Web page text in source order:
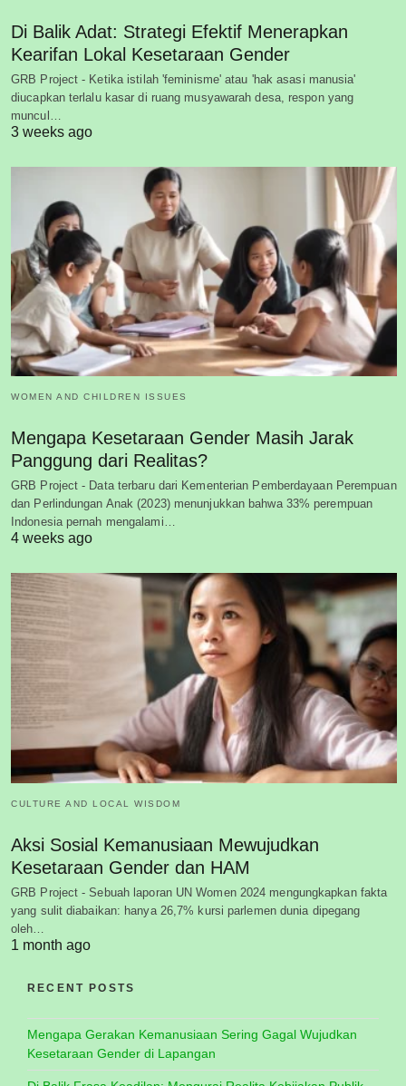
Di Balik Adat: Strategi Efektif Menerapkan
Kearifan Lokal Kesetaraan Gender
GRB Project - Ketika istilah 'feminisme' atau 'hak asasi manusia'
diucapkan terlalu kasar di ruang musyawarah desa, respon yang
muncul…
3 weeks ago
WOMEN AND CHILDREN ISSUES
Mengapa Kesetaraan Gender Masih Jarak
Panggung dari Realitas?
GRB Project - Data terbaru dari Kementerian Pemberdayaan Perempuan
dan Perlindungan Anak (2023) menunjukkan bahwa 33% perempuan
Indonesia pernah mengalami…
4 weeks ago
CULTURE AND LOCAL WISDOM
Aksi Sosial Kemanusiaan Mewujudkan
Kesetaraan Gender dan HAM
GRB Project - Sebuah laporan UN Women 2024 mengungkapkan fakta
yang sulit diabaikan: hanya 26,7% kursi parlemen dunia dipegang
oleh…
1 month ago
RECENT POSTS
Mengapa Gerakan Kemanusiaan Sering Gagal Wujudkan
Kesetaraan Gender di Lapangan